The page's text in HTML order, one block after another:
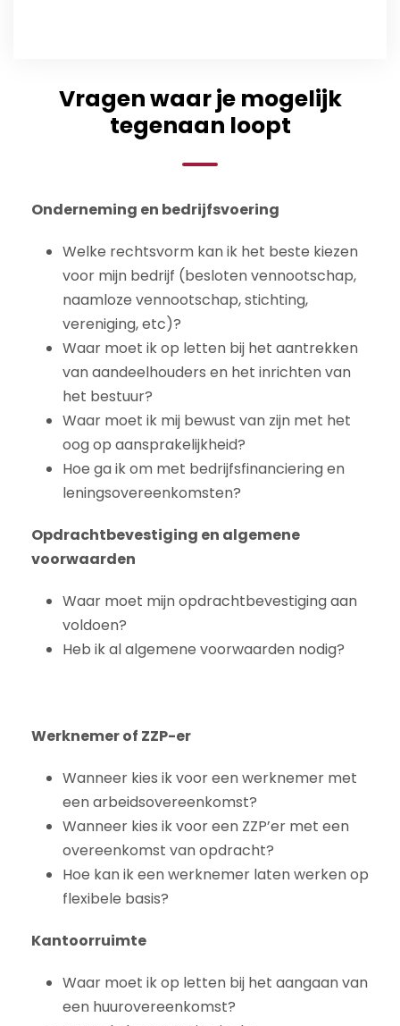
Vragen waar je mogelijk
tegenaan loopt
Onderneming en bedrijfsvoering
Welke rechtsvorm kan ik het beste kiezen
voor mijn bedrijf (besloten vennootschap,
naamloze vennootschap, stichting,
vereniging, etc)?
Waar moet ik op letten bij het aantrekken
van aandeelhouders en het inrichten van
het bestuur?
Waar moet ik mij bewust van zijn met het
oog op aansprakelijkheid?
Hoe ga ik om met bedrijfsfinanciering en
leningsovereenkomsten?
Opdrachtbevestiging en algemene
voorwaarden
Waar moet mijn opdrachtbevestiging aan
voldoen?
Heb ik al algemene voorwaarden nodig?
Werknemer of ZZP-er
Wanneer kies ik voor een werknemer met
een arbeidsovereenkomst?
Wanneer kies ik voor een ZZP’er met een
overeenkomst van opdracht?
Hoe kan ik een werknemer laten werken op
flexibele basis?
Kantoorruimte
Waar moet ik op letten bij het aangaan van
een huurovereenkomst?